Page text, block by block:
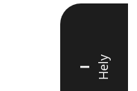
I Hely